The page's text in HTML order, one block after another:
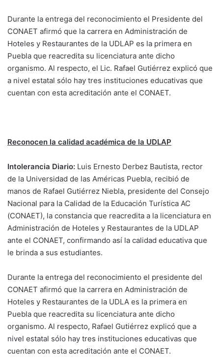
Durante la entrega del reconocimiento el Presidente del
CONAET afirmó que la carrera en Administración de
Hoteles y Restaurantes de la UDLAP es la primera en
Puebla que reacredita su licenciatura ante dicho
organismo. Al respecto, el Lic. Rafael Gutiérrez explicó que
a nivel estatal sólo hay tres instituciones educativas que
cuentan con esta acreditación ante el CONAET.
Reconocen la calidad académica de la UDLAP
Intolerancia Diario: Luis Ernesto Derbez Bautista, rector
de la Universidad de las Américas Puebla, recibió de
manos de Rafael Gutiérrez Niebla, presidente del Consejo
Nacional para la Calidad de la Educación Turística AC
(CONAET), la constancia que reacredita a la licenciatura en
Administración de Hoteles y Restaurantes de la UDLAP
ante el CONAET, confirmando así la calidad educativa que
le brinda a sus estudiantes.
Durante la entrega del reconocimiento el presidente del
CONAET afirmó que la carrera en Administración de
Hoteles y Restaurantes de la UDLA es la primera en
Puebla que reacredita su licenciatura ante dicho
organismo. Al respecto, Rafael Gutiérrez explicó que a
nivel estatal sólo hay tres instituciones educativas que
cuentan con esta acreditación ante el CONAET.